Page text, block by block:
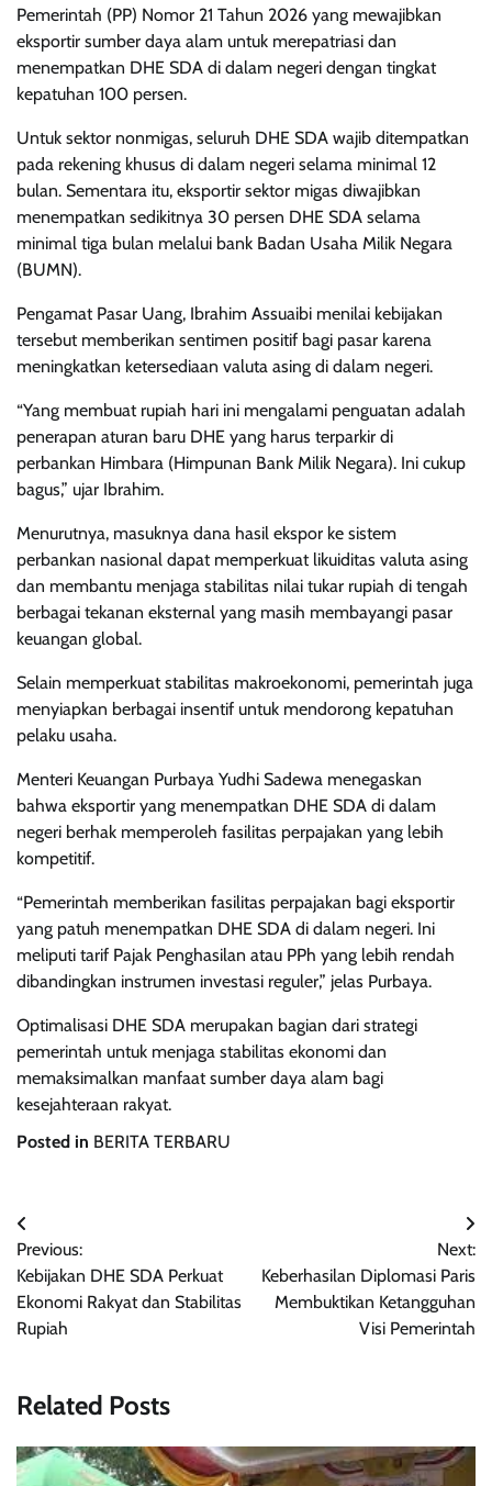
Pemerintah (PP) Nomor 21 Tahun 2026 yang mewajibkan
eksportir sumber daya alam untuk merepatriasi dan
menempatkan DHE SDA di dalam negeri dengan tingkat
kepatuhan 100 persen.
Untuk sektor nonmigas, seluruh DHE SDA wajib ditempatkan
pada rekening khusus di dalam negeri selama minimal 12
bulan. Sementara itu, eksportir sektor migas diwajibkan
menempatkan sedikitnya 30 persen DHE SDA selama
minimal tiga bulan melalui bank Badan Usaha Milik Negara
(BUMN).
Pengamat Pasar Uang, Ibrahim Assuaibi menilai kebijakan
tersebut memberikan sentimen positif bagi pasar karena
meningkatkan ketersediaan valuta asing di dalam negeri.
“Yang membuat rupiah hari ini mengalami penguatan adalah
penerapan aturan baru DHE yang harus terparkir di
perbankan Himbara (Himpunan Bank Milik Negara). Ini cukup
bagus,” ujar Ibrahim.
Menurutnya, masuknya dana hasil ekspor ke sistem
perbankan nasional dapat memperkuat likuiditas valuta asing
dan membantu menjaga stabilitas nilai tukar rupiah di tengah
berbagai tekanan eksternal yang masih membayangi pasar
keuangan global.
Selain memperkuat stabilitas makroekonomi, pemerintah juga
menyiapkan berbagai insentif untuk mendorong kepatuhan
pelaku usaha.
Menteri Keuangan Purbaya Yudhi Sadewa menegaskan
bahwa eksportir yang menempatkan DHE SDA di dalam
negeri berhak memperoleh fasilitas perpajakan yang lebih
kompetitif.
“Pemerintah memberikan fasilitas perpajakan bagi eksportir
yang patuh menempatkan DHE SDA di dalam negeri. Ini
meliputi tarif Pajak Penghasilan atau PPh yang lebih rendah
dibandingkan instrumen investasi reguler,” jelas Purbaya.
Optimalisasi DHE SDA merupakan bagian dari strategi
pemerintah untuk menjaga stabilitas ekonomi dan
memaksimalkan manfaat sumber daya alam bagi
kesejahteraan rakyat.
Posted in BERITA TERBARU
Navigasi
pos
Previous:
Kebijakan DHE SDA Perkuat
Ekonomi Rakyat dan Stabilitas
Rupiah
Next:
Keberhasilan Diplomasi Paris
Membuktikan Ketangguhan
Visi Pemerintah
Related Posts